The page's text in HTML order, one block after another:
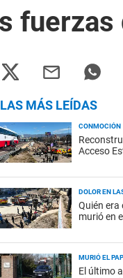
fuerzas
LAS MÁS LEÍDAS
CONMOCIÓN
Acceso
DOLOR EN
Quién era
murió en
MURIÓ EL
El último